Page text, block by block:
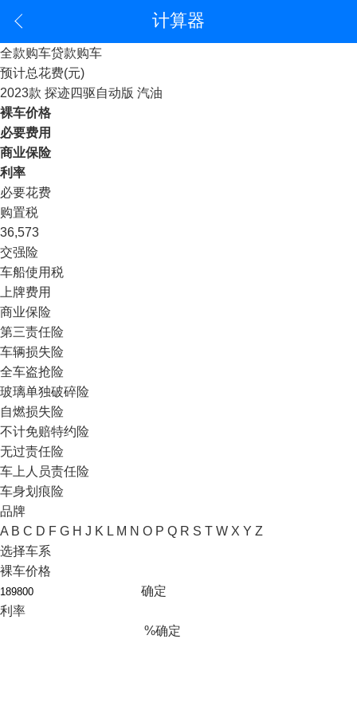
计算器
全款购车贷款购车
预计总花费(元)
2023款 探迹四驱自动版 汽油
裸车价格
必要费用
商业保险
利率
必要花费
购置税
36,573
交强险
车船使用税
上牌费用
商业保险
第三责任险
车辆损失险
全车盗抢险
玻璃单独破碎险
自燃损失险
不计免赔特约险
无过责任险
车上人员责任险
车身划痕险
品牌
A B C D F G H J K L M N O P Q R S T W X Y Z
选择车系
裸车价格
确定
利率
%确定